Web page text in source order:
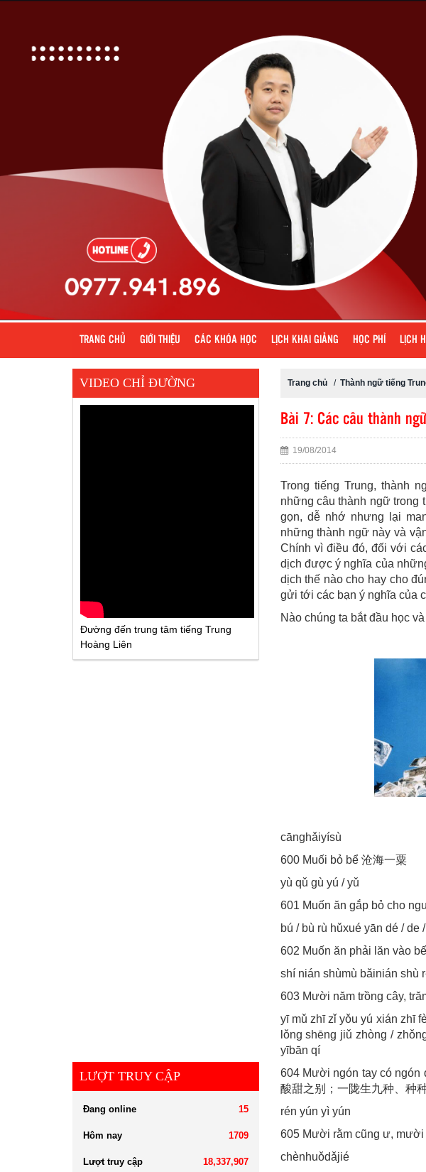
TRANG CHỦ GIỚI THIỆU CÁC KHÓA HỌC LỊCH KHAI GIẢNG HỌC PHÍ LỊCH
VIDEO CHỈ ĐƯỜNG
Đường đến trung tâm tiếng Trung
Hoàng Liên
LƯỢT TRUY CẬP
Đang online 15
Hôm nay 1709
Lượt truy cập 18,337,907
Trang chủ/ Thành ngữ tiếng
Bài 7: Các câu thành
19/08/2014
Trong tiếng Trung, thành
những câu thành ngữ trong
gọn, dễ nhớ nhưng lại
những thành ngữ này và
Chính vì điều đó, đối với
dịch được ý nghĩa của
dịch thế nào cho hay cho
gửi tới các bạn ý nghĩa của
Nào chúng ta bắt đầu học
cānghǎiyísù
600 Muối bỏ bể 沧海一粟
yù qǔ gù yú / yǔ
601 Muốn ăn gắp bỏ cho
bú / bù rù hǔxué yān dé / de
602 Muốn ăn phải lăn vào
shí nián shùmù bǎinián shù
603 Mười năm trồng cây,
yī mǔ zhī zǐ yǒu yú xián zhī
lǒng shēng jiǔ zhòng /
yībān qí
604 Mười ngón tay có ngón
酸甜之别；一陇生九种、种
rén yún yì yún
605 Mười rằm cũng ư, mười
chènhuǒdǎjié